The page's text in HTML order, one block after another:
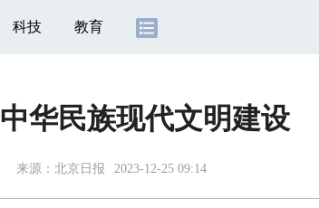
科技 教育
华民族现代文明建设
来源： 北京日报 2023-12-25 09:14